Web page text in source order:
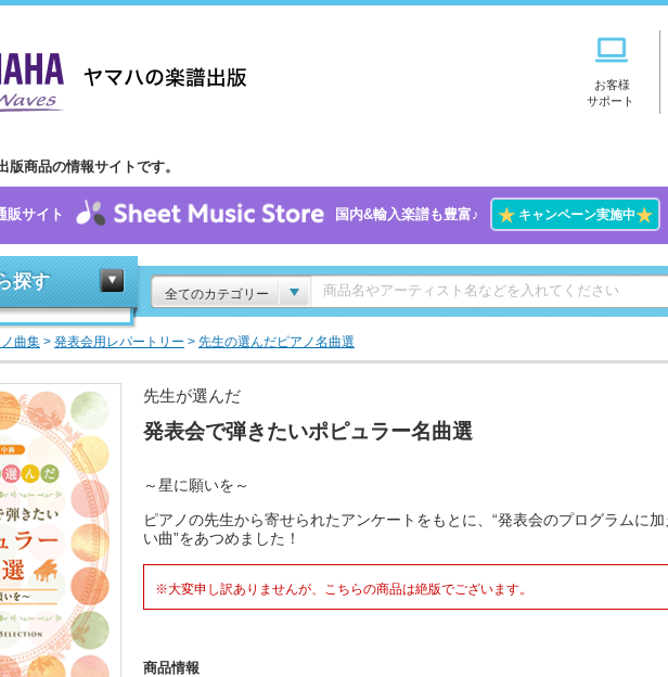
お客様
サポート
版商品の情報サイトです。
販サイト 国内&輸入楽譜も豊富♪ ★キャンペーン実施中★
探す
全てのカテゴリー
曲集 > 発表会用レパートリー > 先生の選んだピアノ名曲選
先生が選んだ
発表会で弾きたいポピュラー名曲選
～星に願いを～
ピアノの先生から寄せられたアンケートをもとに、“発表会のプログラムに加
い曲”をあつめました！
※大変申し訳ありませんが、こちらの商品は絶版でございます。
商品情報